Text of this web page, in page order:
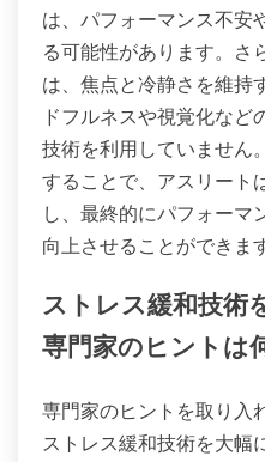
は、パフォーマンス不安
る可能性があります。さ
は、焦点と冷静さを維持
ドフルネスや視覚化など
技術を利用していません
することで、アスリート
し、最終的にパフォーマ
向上させることができま
ストレス緩和技術
専門家のヒントは
専門家のヒントを取り入
ストレス緩和技術を大幅